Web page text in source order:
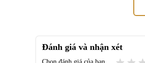
Đánh giá và nhận xét